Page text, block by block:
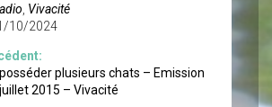
Vivacité
10/2024
plusieurs chats – Emission
2015 – Vivacité